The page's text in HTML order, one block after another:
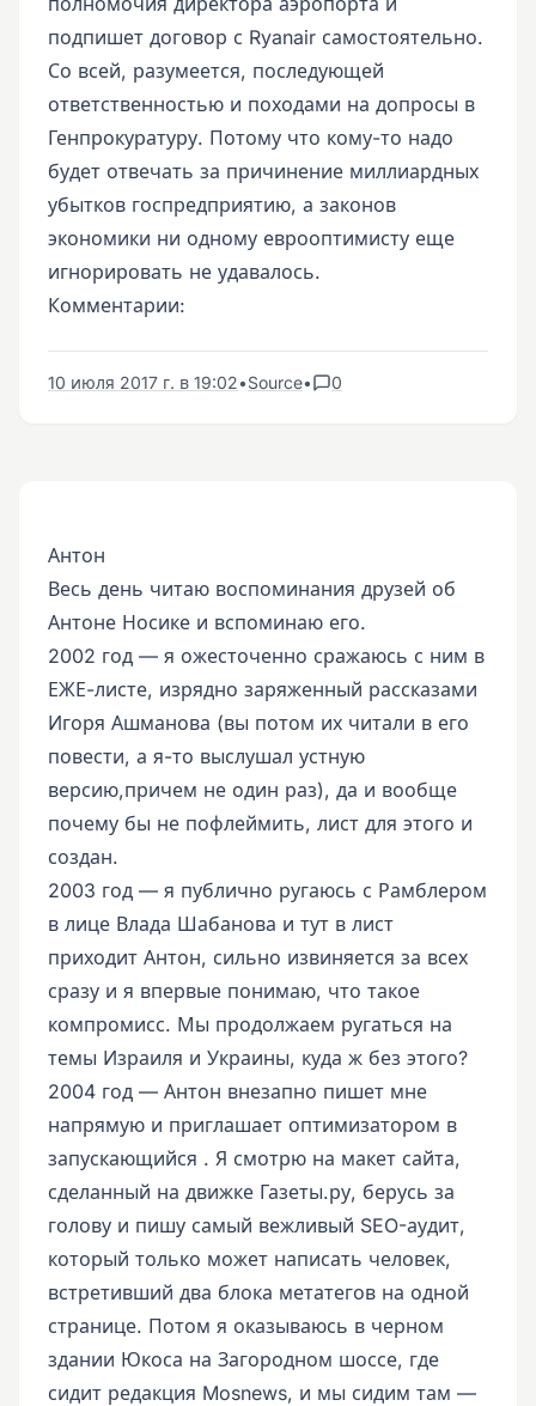
подпишет договор с Ryanair самостоятельно.
Со всей, разумеется, последующей
ответственностью и походами на допросы в
Генпрокуратуру. Потому что кому-то надо
будет отвечать за причинение миллиардных
убытков госпредприятию, а законов
экономики ни одному еврооптимисту еще
игнорировать не удавалось.
Комментарии:
10 июля 2017 г. в 19:02•Source• 0
Антон
Весь день читаю воспоминания друзей об
Антоне Носике и вспоминаю его.
2002 год — я ожесточенно сражаюсь с ним в
ЕЖЕ-листе, изрядно заряженный рассказами
Игоря Ашманова (вы потом их читали в его
повести, а я-то выслушал устную
версию,причем не один раз), да и вообще
почему бы не пофлеймить, лист для этого и
создан.
2003 год — я публично ругаюсь с Рамблером
в лице Влада Шабанова и тут в лист
приходит Антон, сильно извиняется за всех
сразу и я впервые понимаю, что такое
компромисс. Мы продолжаем ругаться на
темы Израиля и Украины, куда ж без этого?
2004 год — Антон внезапно пишет мне
напрямую и приглашает оптимизатором в
запускающийся . Я смотрю на макет сайта,
сделанный на движке Газеты.ру, берусь за
голову и пишу самый вежливый SEO-аудит,
который только может написать человек,
встретивший два блока метатегов на одной
странице. Потом я оказываюсь в черном
здании Юкоса на Загородном шоссе, где
сидит редакция Mosnews, и мы сидим там —